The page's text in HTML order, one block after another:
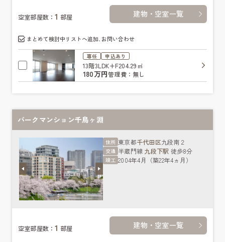
空室部屋数：1 部屋 建物・空室一覧
まとめて検討中リストへ追加､お問い合わせ
専任 申込あり
13階3LDK+F204.29㎡
180万円管理費：無し
パークマンション千鳥ヶ淵
住所 東京都千代田区九段南２
交通 半蔵門線 九段下駅 徒歩8分
竣工 2004年4月（築22年4ヵ月）
空室部屋数：1 部屋 建物・空室一覧